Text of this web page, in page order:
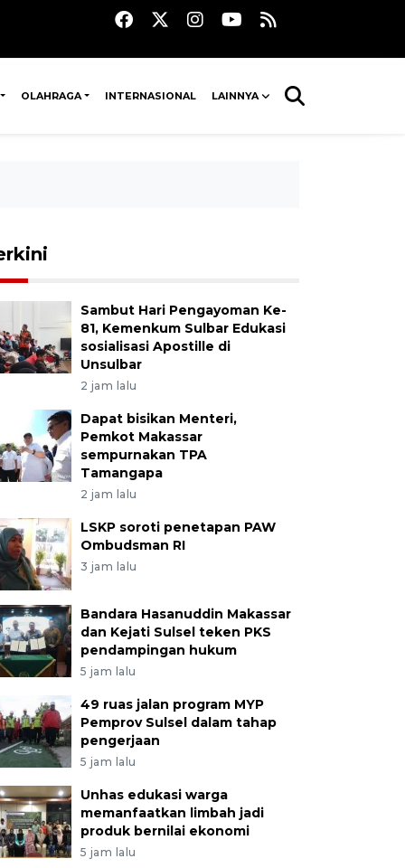
OLAHRAGA INTERNASIONAL LAINNYA
Sambut Hari Pengayoman Ke-
81, Kemenkum Sulbar Edukasi
sosialisasi Apostille di
Unsulbar
2 jam lalu
Dapat bisikan Menteri,
Pemkot Makassar
sempurnakan TPA
Tamangapa
2 jam lalu
LSKP soroti penetapan PAW
Ombudsman RI
3 jam lalu
Bandara Hasanuddin Makassar
dan Kejati Sulsel teken PKS
pendampingan hukum
5 jam lalu
49 ruas jalan program MYP
Pemprov Sulsel dalam tahap
pengerjaan
5 jam lalu
Unhas edukasi warga
memanfaatkan limbah jadi
produk bernilai ekonomi
5 jam lalu